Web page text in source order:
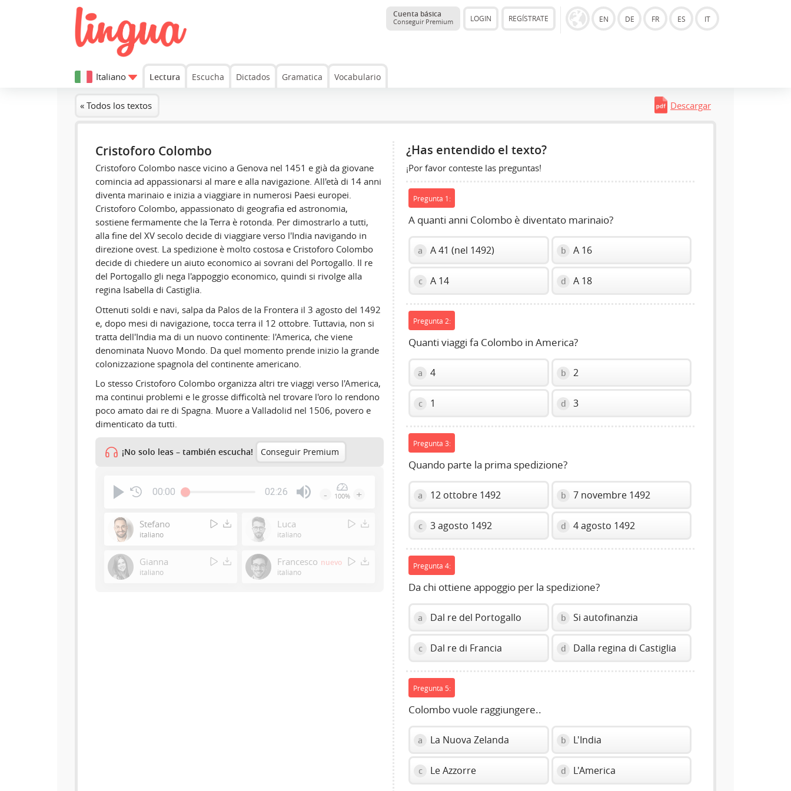
Cuenta básica
Conseguir Premium LOGIN REGÍSTRATE EN DE FR ES IT
Italiano Lectura Escucha Dictados Gramatica Vocabulario
« Todos los textos Descargar
Cristoforo Colombo
Cristoforo Colombo nasce vicino a Genova nel 1451 e già da giovane
comincia ad appassionarsi al mare e alla navigazione. All'età di 14 anni
diventa marinaio e inizia a viaggiare in numerosi Paesi europei.
Cristoforo Colombo, appassionato di geografia ed astronomia,
sostiene fermamente che la Terra è rotonda. Per dimostrarlo a tutti,
alla fine del XV secolo decide di viaggiare verso l'India navigando in
direzione ovest. La spedizione è molto costosa e Cristoforo Colombo
decide di chiedere un aiuto economico ai sovrani del Portogallo. Il re
del Portogallo gli nega l'appoggio economico, quindi si rivolge alla
regina Isabella di Castiglia.
Ottenuti soldi e navi, salpa da Palos de la Frontera il 3 agosto del 1492
e, dopo mesi di navigazione, tocca terra il 12 ottobre. Tuttavia, non si
tratta dell'India ma di un nuovo continente: l'America, che viene
denominata Nuovo Mondo. Da quel momento prende inizio la grande
colonizzazione spagnola del continente americano.
Lo stesso Cristoforo Colombo organizza altri tre viaggi verso l'America,
ma continui problemi e le grosse difficoltà nel trovare l'oro lo rendono
poco amato dai re di Spagna. Muore a Valladolid nel 1506, povero e
dimenticato da tutti.
¡No solo leas – también escucha! Conseguir Premium
00:00 02:26
or
to
show
- 100% +
Stefano
italiano
Luca
italiano
Gianna
italiano
Francesco nuevo
italiano
¿Has entendido el texto?
¡Por favor conteste las preguntas!
Pregunta 1:
A quanti anni Colombo è diventato marinaio?
a A 41 (nel 1492) b A 16
c A 14 d A 18
Pregunta 2:
Quanti viaggi fa Colombo in America?
a 4 b 2
c 1 d 3
Pregunta 3:
Quando parte la prima spedizione?
a 12 ottobre 1492 b 7 novembre 1492
c 3 agosto 1492 d 4 agosto 1492
Pregunta 4:
Da chi ottiene appoggio per la spedizione?
a Dal re del Portogallo b Si autofinanzia
c Dal re di Francia d Dalla regina di Castiglia
Pregunta 5:
Colombo vuole raggiungere..
a La Nuova Zelanda b L'India
c Le Azzorre d L'America